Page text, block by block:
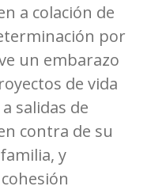
a colación de
por
un embarazo
de vida
salidas de
contra de su
y